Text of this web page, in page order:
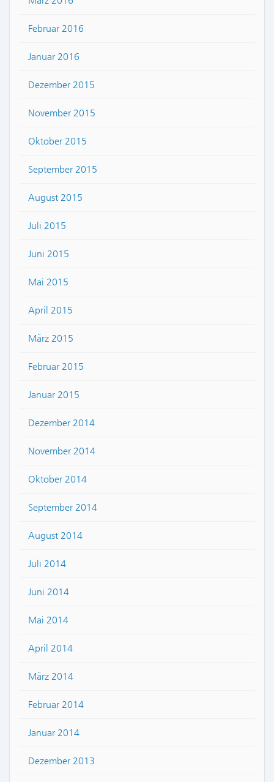
Februar 2016
Januar 2016
Dezember 2015
November 2015
Oktober 2015
September 2015
August 2015
Juli 2015
Juni 2015
Mai 2015
April 2015
März 2015
Februar 2015
Januar 2015
Dezember 2014
November 2014
Oktober 2014
September 2014
August 2014
Juli 2014
Juni 2014
Mai 2014
April 2014
März 2014
Februar 2014
Januar 2014
Dezember 2013